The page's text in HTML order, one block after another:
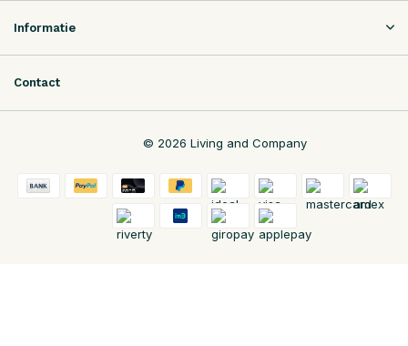
Informatie
Contact
© 2026 Living and Company